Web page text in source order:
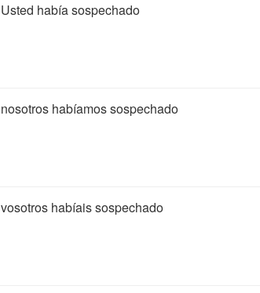
Usted había sospechado
nosotros habíamos sospechado
vosotros habíais sospechado